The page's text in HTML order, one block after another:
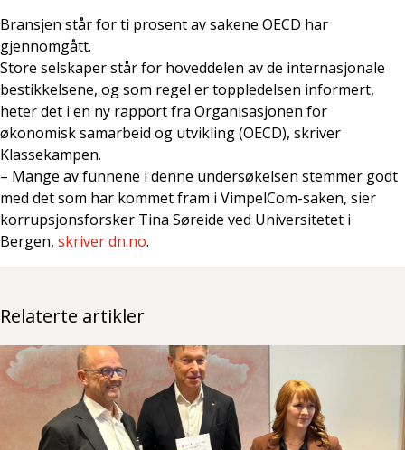
Bransjen står for ti prosent av sakene OECD har
gjennomgått.
Store selskaper står for hoveddelen av de internasjonale
bestikkelsene, og som regel er toppledelsen informert,
heter det i en ny rapport fra Organisasjonen for
økonomisk samarbeid og utvikling (OECD), skriver
Klassekampen.
– Mange av funnene i denne undersøkelsen stemmer godt
med det som har kommet fram i VimpelCom-saken, sier
korrupsjonsforsker Tina Søreide ved Universitetet i
Bergen, skriver dn.no.
Relaterte artikler